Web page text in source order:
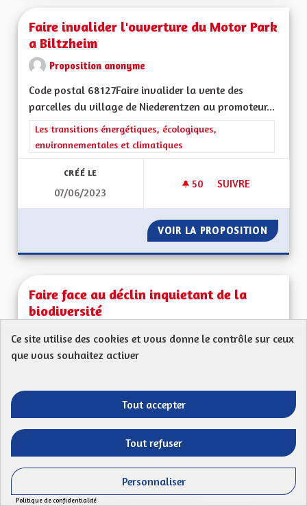
Faire invalider l'ouverture du Motor Park
a Biltzheim
Proposition anonyme
Code postal 68127Faire invalider la vente des
parcelles du village de Niederentzen au promoteur...
Filtrer les résultats de la catégorie : Les transitions
Les transitions énergétiques, écologiques,
environnementales et climatiques
CRÉÉ LE
07/06/2023
50 50 ABONNÉS
SUIVRE
VOIR LA PROPOSITION FAIRE
Faire face au déclin inquietant de la
biodiversité
Louis
Mon Code postal 68210Il est maintenant impossible
environnementales et climatiques
18/04/2023
VOIR LA PROPOSITIONFAIRE
Ce site utilise des cookies et vous donne le contrôle sur ceux
que vous souhaitez activer
Tout accepter
Tout refuser
Personnaliser
Politique de confidentialité